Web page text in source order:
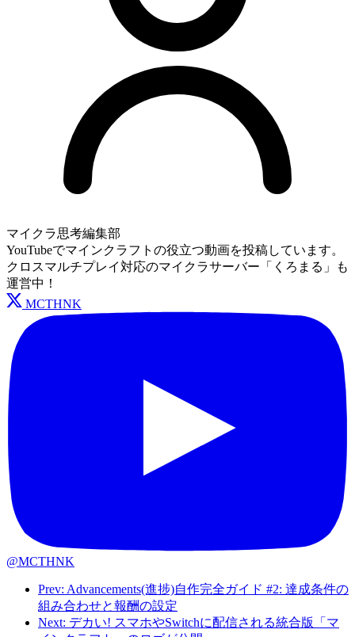
マイクラ思考編集部
YouTubeでマインクラフトの役立つ動画を投稿しています。
クロスマルチプレイ対応のマイクラサーバー「くろまる」も
運営中！
MCTHNK
@MCTHNK
Prev: Advancements(進捗)自作完全ガイド #2: 達成条件の
組み合わせと報酬の設定
Next: デカい! スマホやSwitchに配信される統合版「マ